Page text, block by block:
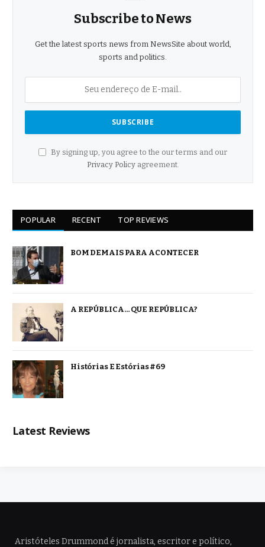
Subscribe to News
Get the latest sports news from NewsSite about world,
sports and politics.
By signing up, you agree to the our terms and our
Privacy Policyagreement.
POPULAR RECENT TOP REVIEWS
BOM DEMAIS PARA ACONTECER
A REPÚBLICA… QUE REPÚBLICA?
Histórias E Estórias #69
Latest Reviews
Aristóteles Drummond é jornalista, escritor e político,